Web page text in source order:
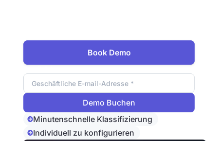
Book Demo
Minutenschnelle Klassifizierung
Individuell zu konfigurieren